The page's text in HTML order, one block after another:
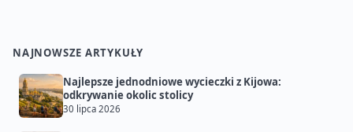
NAJNOWSZE ARTYKUŁY
Najlepsze jednodniowe wycieczki z Kijowa:
odkrywanie okolic stolicy
30 lipca 2026